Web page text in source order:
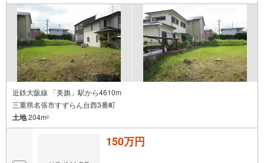
近鉄大阪線 「美旗」駅から4610m
三重県名張市すずらん台西3番町
土地204m2
150万円